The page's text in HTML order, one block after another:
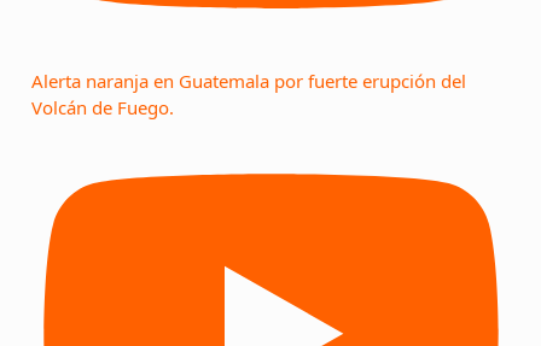
Alerta naranja en Guatemala por fuerte erupción del
Volcán de Fuego.